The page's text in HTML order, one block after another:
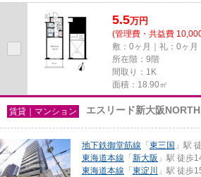
5.5万円
(管理費・共益費
敷：0ヶ月｜礼：0ヶ月
所在階：9階
間取り：1K
面積：18.90㎡
賃貸｜マンション エスリード新大阪NORTH
地下鉄御堂筋線 「 東三国 」駅
東海道本線 「 新大阪 」駅 徒歩
東海道本線 「 東淀川
」駅 徒歩